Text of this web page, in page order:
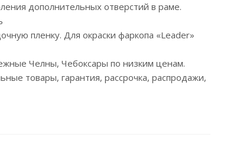
дополнительных отверстий в раме.
пленку. Для окраски фаркопа «Leader»
Челны, Чебоксары по низким ценам.
товары, гарантия, рассрочка, распродажи,